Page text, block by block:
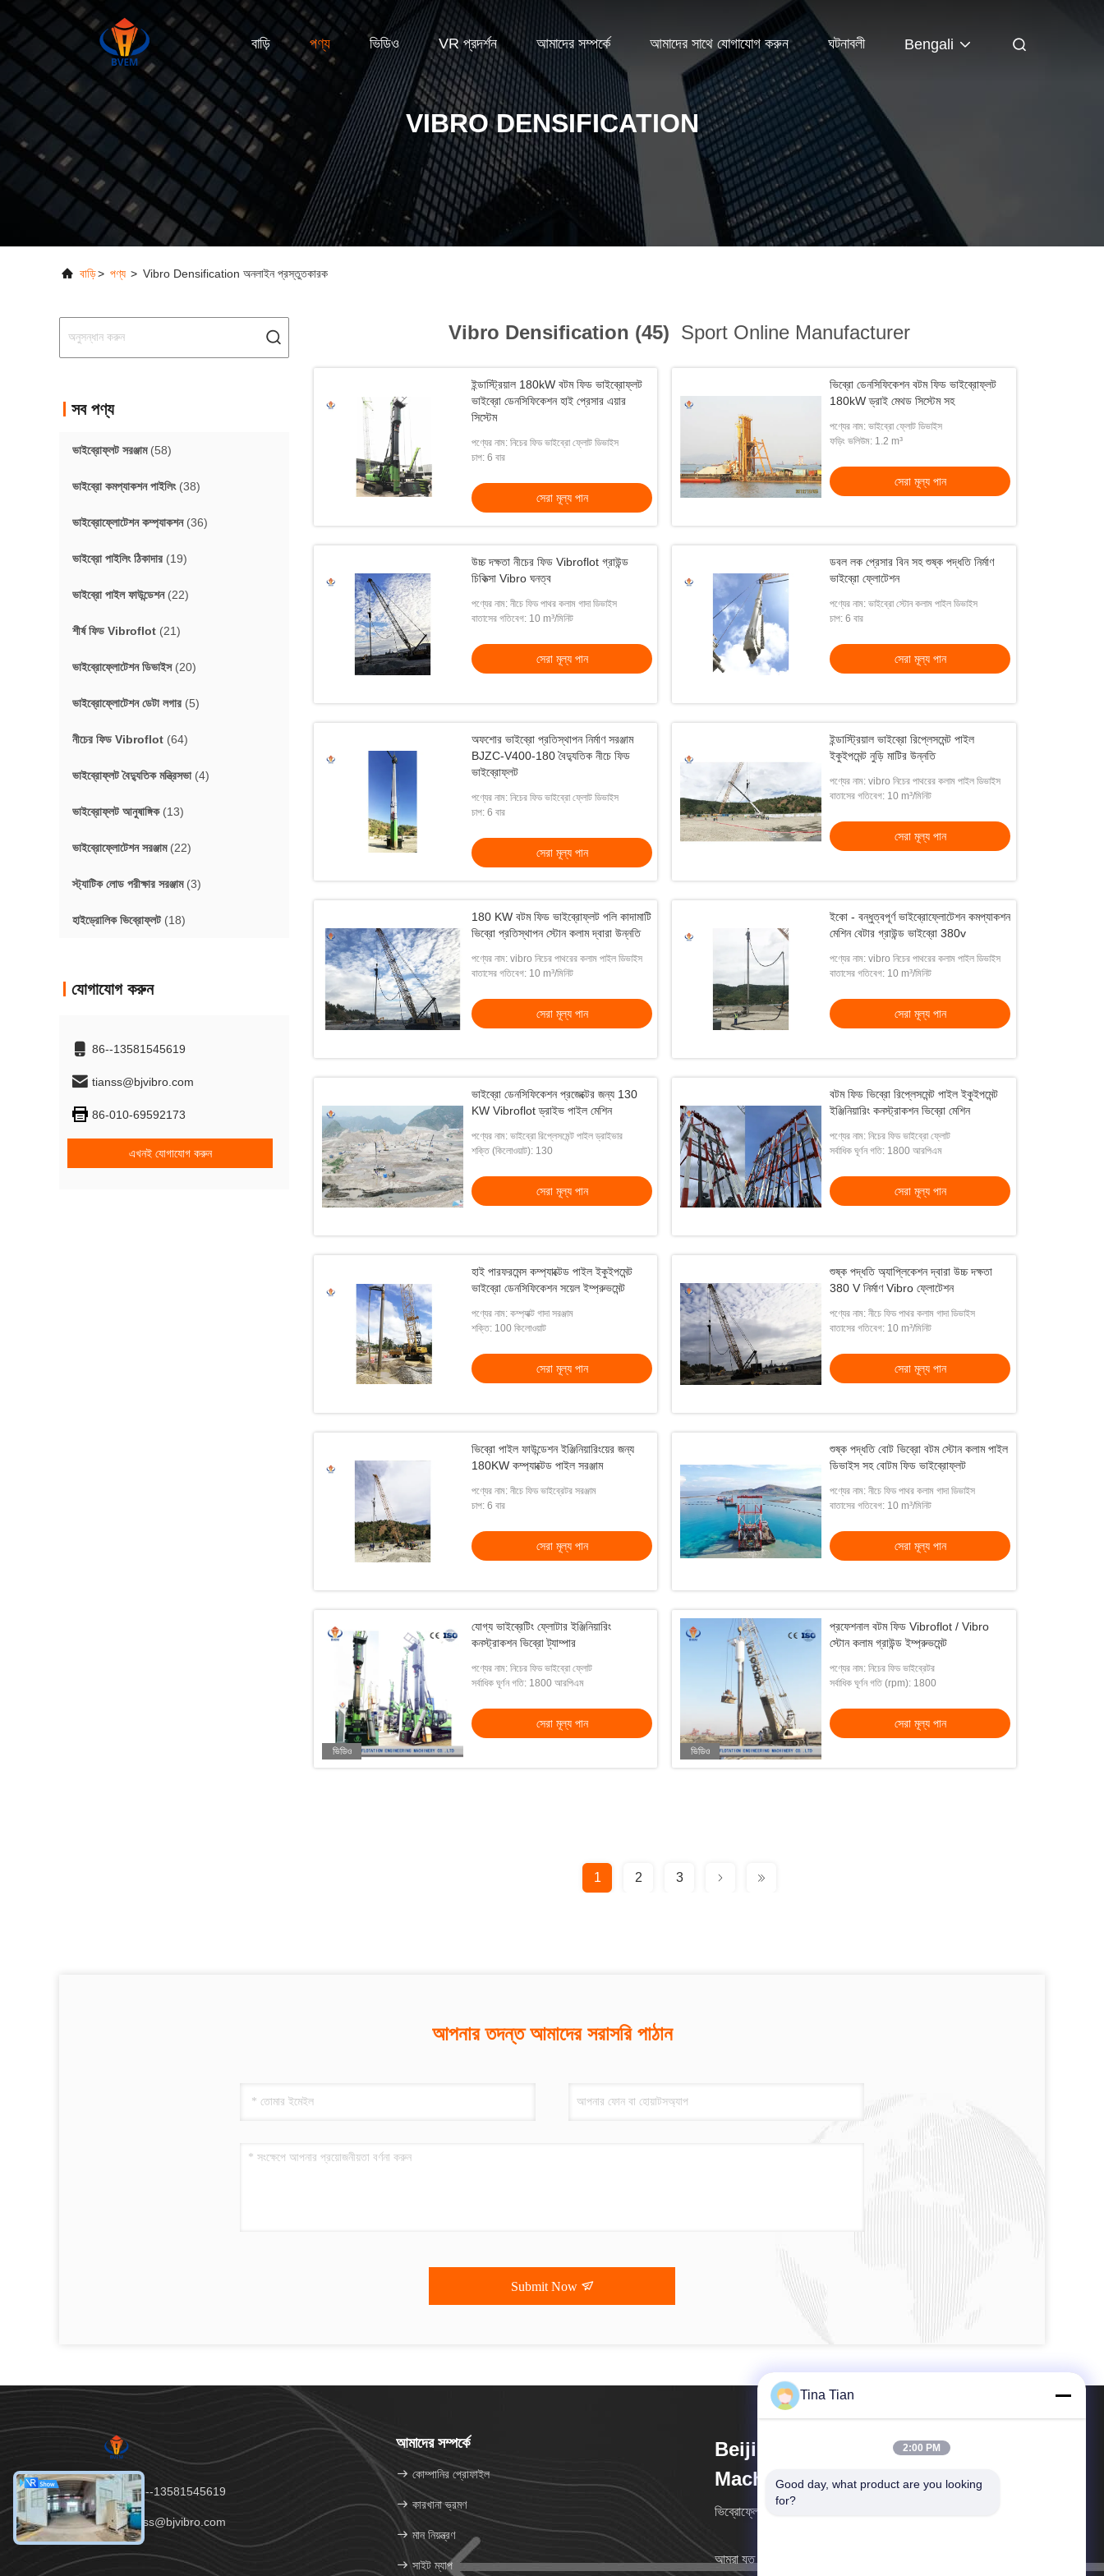
বাড়ি পণ্য ভিডিও VR প্রদর্শন আমাদের সম্পর্কে আমাদের সাথে যোগাযোগ করুন ঘটনাবলী Bengali
VIBRO DENSIFICATION
বাড়ি> পণ্য > Vibro Densification অনলাইন প্রস্তুতকারক
সব পণ্য
ভাইব্রোফ্লট সরঞ্জাম(58)
ভাইব্রো কমপ্যাকশন পাইলিং(38)
ভাইব্রোফ্লোটেশন কম্প্যাকশন(36)
ভাইব্রো পাইলিং ঠিকাদার (19)
ভাইব্রো পাইল ফাউন্ডেশন(22)
শীর্ষ ফিড Vibroflot (21)
ভাইব্রোফ্লোটেশন ডিভাইস(20)
ভাইব্রোফ্লোটেশন ডেটা লগার (5)
নীচের ফিড Vibroflot (64)
ভাইব্রোফ্লট বৈদ্যুতিক মন্ত্রিসভা(4)
ভাইব্রোফ্লট আনুষাঙ্গিক(13)
ভাইব্রোফ্লোটেশন সরঞ্জাম(22)
স্ট্যাটিক লোড পরীক্ষার সরঞ্জাম(3)
হাইড্রোলিক ভিব্রোফ্লট(18)
যোগাযোগ করুন
86--13581545619
tianss@bjvibro.com
86-010-69592173
এখনই যোগাযোগ করুন
Vibro Densification (45) Sport Online Manufacturer
ইন্ডাস্ট্রিয়াল 180kW বটম ফিড ভাইব্রোফ্লট
ভাইব্রো ডেনসিফিকেশন হাই প্রেসার এয়ার
সিস্টেম
পণ্যের নাম: নিচের ফিড ভাইব্রো ফ্লোট ডিভাইস
চাপ: 6 বার
সেরা মূল্য পান
ভিব্রো ডেনসিফিকেশন বটম ফিড ভাইব্রোফ্লট
180kW ড্রাই মেথড সিস্টেম সহ
পণ্যের নাম: ভাইব্রো ফ্লোট ডিভাইস
ফড়িং ভলিউম: 1.2 m³
সেরা মূল্য পান
উচ্চ দক্ষতা নীচের ফিড Vibroflot গ্রাউন্ড
চিকিত্সা Vibro ঘনত্ব
পণ্যের নাম: নীচে ফিড পাথর কলাম গাদা ডিভাইস
বাতাসের গতিবেগ: 10 m³/মিনিট
সেরা মূল্য পান
ডবল লক প্রেসার বিন সহ শুষ্ক পদ্ধতি নির্মাণ
ভাইব্রো ফ্লোটেশন
পণ্যের নাম: ভাইব্রো স্টোন কলাম পাইল ডিভাইস
চাপ: 6 বার
সেরা মূল্য পান
অফশোর ভাইব্রো প্রতিস্থাপন নির্মাণ সরঞ্জাম
BJZC-V400-180 বৈদ্যুতিক নীচে ফিড
ভাইব্রোফ্লট
পণ্যের নাম: নিচের ফিড ভাইব্রো ফ্লোট ডিভাইস
চাপ: 6 বার
সেরা মূল্য পান
ইন্ডাস্ট্রিয়াল ভাইব্রো রিপ্লেসমেন্ট পাইল
ইকুইপমেন্ট নুড়ি মাটির উন্নতি
পণ্যের নাম: vibro নিচের পাথরের কলাম পাইল ডিভাইস
বাতাসের গতিবেগ: 10 m³/মিনিট
সেরা মূল্য পান
180 KW বটম ফিড ভাইব্রোফ্লট পলি কাদামাটি
ভিব্রো প্রতিস্থাপন স্টোন কলাম দ্বারা উন্নতি
পণ্যের নাম: vibro নিচের পাথরের কলাম পাইল ডিভাইস
বাতাসের গতিবেগ: 10 m³/মিনিট
সেরা মূল্য পান
ইকো - বন্ধুত্বপূর্ণ ভাইব্রোফ্লোটেশন কমপ্যাকশন
মেশিন বেটার গ্রাউন্ড ভাইব্রো 380v
পণ্যের নাম: vibro নিচের পাথরের কলাম পাইল ডিভাইস
বাতাসের গতিবেগ: 10 m³/মিনিট
সেরা মূল্য পান
ভাইব্রো ডেনসিফিকেশন প্রজেক্টের জন্য 130
KW Vibroflot ড্রাইভ পাইল মেশিন
পণ্যের নাম: ভাইব্রো রিপ্লেসমেন্ট পাইল ড্রাইভার
শক্তি (কিলোওয়াট): 130
সেরা মূল্য পান
বটম ফিড ভিব্রো রিপ্লেসমেন্ট পাইল ইকুইপমেন্ট
ইঞ্জিনিয়ারিং কনস্ট্রাকশন ভিব্রো মেশিন
পণ্যের নাম: নিচের ফিড ভাইব্রো ফ্লোট
সর্বাধিক ঘূর্ণন গতি: 1800 আরপিএম
সেরা মূল্য পান
হাই পারফরমেন্স কম্প্যাক্টেড পাইল ইকুইপমেন্ট
ভাইব্রো ডেনসিফিকেশন সয়েল ইম্প্রুভমেন্ট
পণ্যের নাম: কম্প্যাক্ট গাদা সরঞ্জাম
শক্তি: 100 কিলোওয়াট
সেরা মূল্য পান
শুষ্ক পদ্ধতি অ্যাপ্লিকেশন দ্বারা উচ্চ দক্ষতা
380 V নির্মাণ Vibro ফ্লোটেশন
পণ্যের নাম: নীচে ফিড পাথর কলাম গাদা ডিভাইস
বাতাসের গতিবেগ: 10 m³/মিনিট
সেরা মূল্য পান
ভিব্রো পাইল ফাউন্ডেশন ইঞ্জিনিয়ারিংয়ের জন্য
180KW কম্প্যাক্টেড পাইল সরঞ্জাম
পণ্যের নাম: নীচে ফিড ভাইব্রেটর সরঞ্জাম
চাপ: 6 বার
সেরা মূল্য পান
শুষ্ক পদ্ধতি বোট ভিব্রো বটম স্টোন কলাম পাইল
ডিভাইস সহ বোটম ফিড ভাইব্রোফ্লট
পণ্যের নাম: নীচে ফিড পাথর কলাম গাদা ডিভাইস
বাতাসের গতিবেগ: 10 m³/মিনিট
সেরা মূল্য পান
ভিডিও
যোগ্য ভাইব্রেটিং ফ্লোটার ইঞ্জিনিয়ারিং
কনস্ট্রাকশন ভিব্রো ট্যাম্পার
পণ্যের নাম: নিচের ফিড ভাইব্রো ফ্লোট
সর্বাধিক ঘূর্ণন গতি: 1800 আরপিএম
সেরা মূল্য পান
ভিডিও
প্রফেশনাল বটম ফিড Vibroflot / Vibro
স্টোন কলাম গ্রাউন্ড ইম্প্রুভমেন্ট
পণ্যের নাম: নিচের ফিড ভাইব্রেটর
সর্বাধিক ঘূর্ণন গতি (rpm): 1800
সেরা মূল্য পান
1 2 3
আপনার তদন্ত আমাদের সরাসরি পাঠান
Submit Now
টেলিফোন：86--13581545619
ইমেইল：tianss@bjvibro.com
আমাদের সম্পর্কে
কোম্পানির প্রোফাইল
কারখানা ভ্রমণ
মান নিয়ন্ত্রণ
সাইট ম্যাপ
Beijing Vibroflotation Engineering
Machinery Limited Company
ভিব্রোফ্লোটেশিয়ামের চেয়ে বেশি পারফর্ম করুন
আমরা যত তাড়াতাড়ি সম্ভব আপনার কাছে ফিরে আসব।
Tina Tian
2:00 PM
Good day, what product are you looking
for?